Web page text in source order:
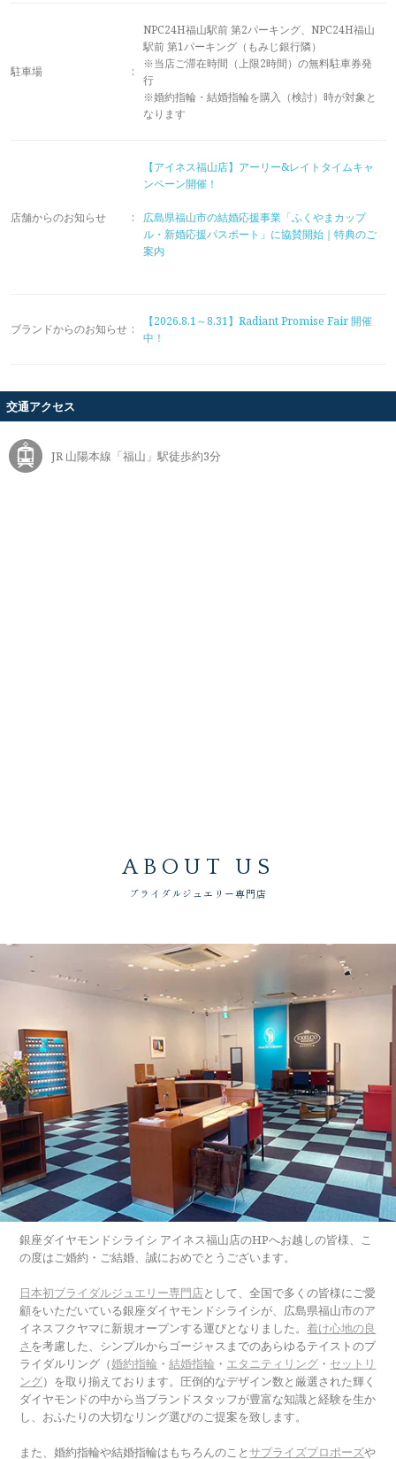
駐車場 :
NPC24H福山駅前 第2パーキング、NPC24H福山
駅前 第1パーキング（もみじ銀行隣）
※当店ご滞在時間（上限2時間）の無料駐車券発
行
※婚約指輪・結婚指輪を購入（検討）時が対象と
なります
店舗からのお知らせ :
【アイネス福山店】アーリー&レイトタイムキャ
ンペーン開催！
広島県福山市の結婚応援事業「ふくやまカップ
ル・新婚応援パスポート」に協賛開始｜特典のご
案内
ブランドからのお知らせ :
【2026.8.1～8.31】Radiant Promise Fair 開催
中！
交通アクセス
JR 山陽本線「福山」駅徒歩約3分
ABOUT US
ブライダルジュエリー専門店
銀座ダイヤモンドシライシ アイネス福山店のHPへお越しの皆様、こ
の度はご婚約・ご結婚、誠におめでとうございます。
日本初ブライダルジュエリー専門店として、全国で多くの皆様にご愛
顧をいただいている銀座ダイヤモンドシライシが、広島県福山市のア
イネスフクヤマに新規オープンする運びとなりました。着け心地の良
さ を考慮した、シンプルからゴージャスまでのあらゆるテイストのブ
ライダルリング（婚約指輪 ・結婚指輪 ・ エタニティリング ・ セットリ
ング）を取り揃えております。圧倒的なデザイン数と厳選された輝く
ダイヤモンドの中から当ブランドスタッフが豊富な知識と経験を生か
し、おふたりの大切なリング選びのご提案を致します。
また、婚約指輪や結婚指輪はもちろんのこと サプライズプロポーズや